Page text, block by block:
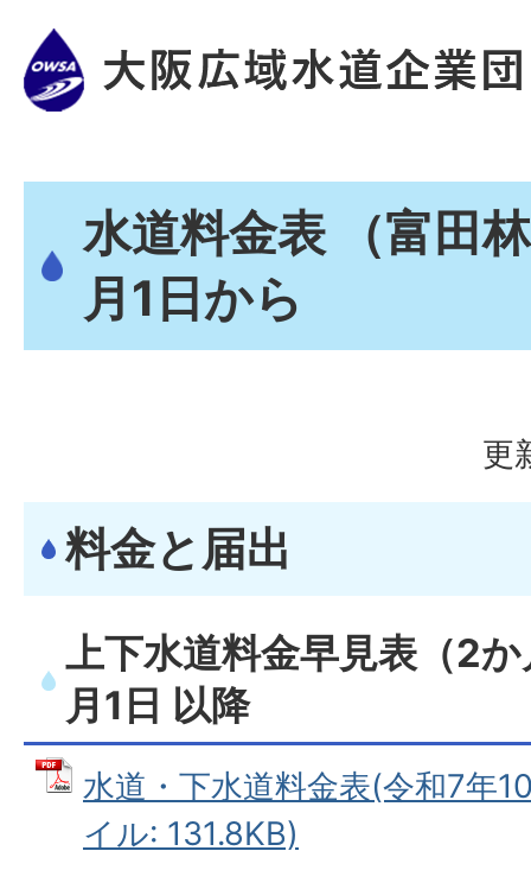
水道料金表 （富田
月1日から
更
料金と届出
上下水道料金早見表（2
月1日 以降
水道・下水道料金表(令和7年
イル: 131.8KB)